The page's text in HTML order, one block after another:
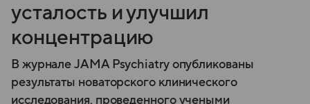
усталость и улучшил
концентрацию
В журнале JAMA Psychiatry опубликованы
результаты новаторского клинического
исследования, проведенного учеными